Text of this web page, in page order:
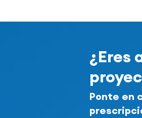
¿Eres
Ponte en